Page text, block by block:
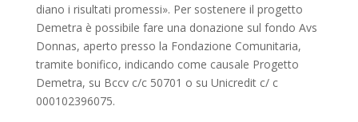
diano i risultati promessi». Per sostenere il progetto
Demetra è possibi­le fare una donazione sul fondo Avs
Donnas, aperto presso la Fondazione Co­munitaria,
tramite bonifi­co, indicando come causale Progetto
Demetra, su Bccv c/c 50701 o su Unicredit c/ c
000102396075.